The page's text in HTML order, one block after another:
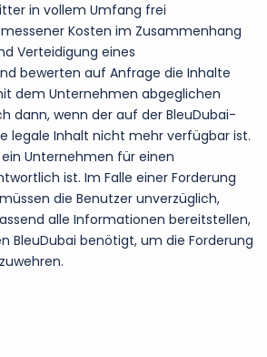
in vollem Umfang frei
Kosten im Zusammenhang
Verteidigung eines
bewerten auf Anfrage die Inhalte
dem Unternehmen abgeglichen
dann, wenn der auf der BleuDubai-
legale Inhalt nicht mehr verfügbar ist.
Unternehmen für einen
ist. Im Falle einer Forderung
die Benutzer unverzüglich,
alle Informationen bereitstellen,
BleuDubai benötigt, um die Forderung